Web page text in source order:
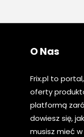
O Nas
Frix.pl to
oferty
platformą
dowiesz się,
musisz mieć